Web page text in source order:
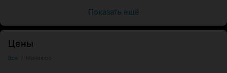
Показать ещё
Цены
Все